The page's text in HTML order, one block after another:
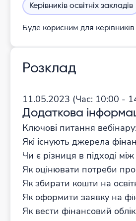
Керівників освітніх закладів
Буде корисним для керівників
Розклад
11.05.2023 (Час: 10:00 -
Додаткова
Ключові питання вебінару:
Які існують джерела
Чи є різниця в підході
Як оцінювати потреби
Як збирати кошти на
Як оформити заявку на
Як вести фінансовий облік